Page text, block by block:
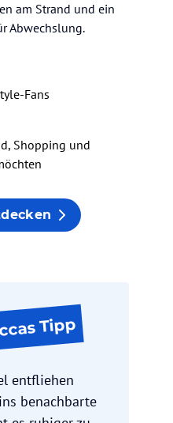
am Strand und ein
Abwechslung.
Fans
Shopping und
Tipp
entfliehen
benachbarte